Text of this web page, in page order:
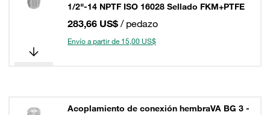
1/2"-14 NPTF ISO 16028 Sellado FKM+PTFE
283,66 US$ / pedazo
Envío a partir de 15,00 US$
Acoplamiento de conexión hembraVA BG 3 -